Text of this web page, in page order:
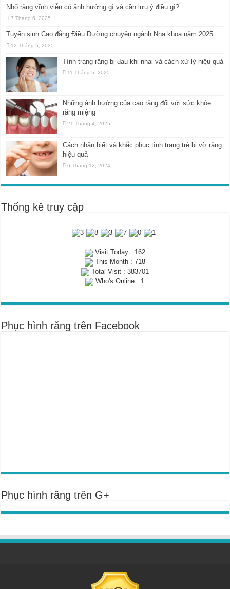
Nhổ răng vĩnh viễn có ảnh hưởng gì và cần lưu ý điều gì?
7 Tháng 6, 2025
Tuyển sinh Cao đẳng Điều Dưỡng chuyên ngành Nha khoa năm 2025
12 Tháng 5, 2025
Tình trạng răng bị đau khi nhai và cách xử lý hiệu quả
11 Tháng 5, 2025
Những ảnh hưởng của cao răng đối với sức khỏe
răng miệng
21 Tháng 4, 2025
Cách nhận biết và khắc phục tình trạng trẻ bị vỡ răng
hiệu quả
6 Tháng 12, 2024
Thống kê truy cập
Visit Today : 162
This Month : 718
Total Visit : 383701
Who's Online : 1
Phục hình răng trên Facebook
Phục hình răng trên G+